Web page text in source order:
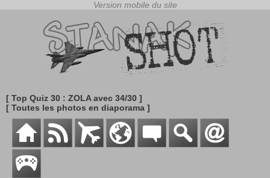
[ Top Quiz 30 : ZOLA avec 34/30 ]
[ Toutes les photos en diaporama ]